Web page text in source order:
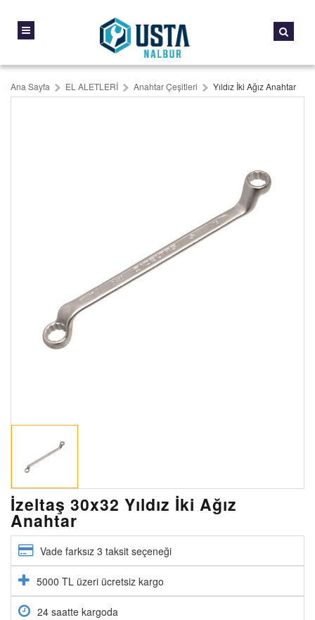
Ana Sayfa EL ALETLERİ Anahtar Çeşitleri Yıldız İki Ağız Anahtar
İzeltaş 30x32 Yıldız İki Ağız
Anahtar
Vade farksız 3 taksit seçeneği
5000 TL üzeri ücretsiz kargo
24 saatte kargoda